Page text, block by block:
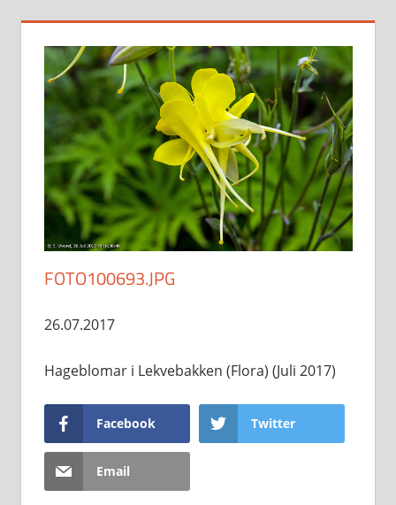
FOTO100693.JPG
26.07.2017
Hageblomar i Lekvebakken (Flora) (Juli 2017)
Facebook Twitter
Email